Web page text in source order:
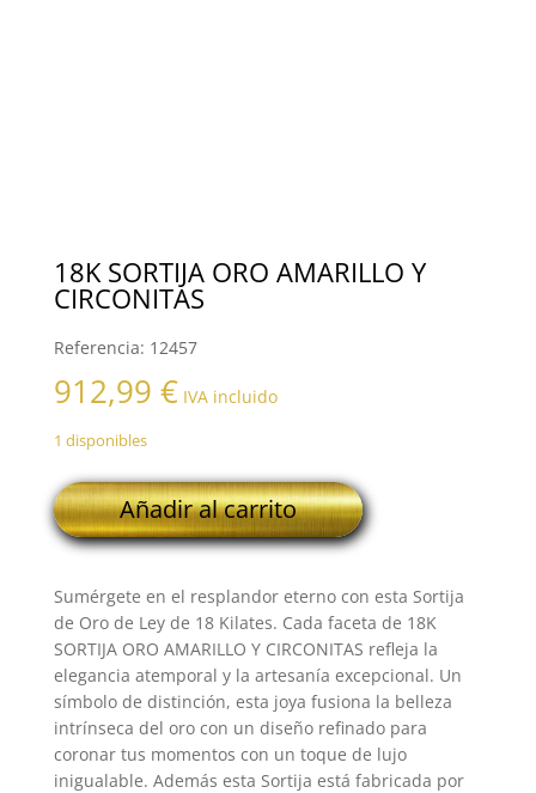
18K SORTIJA ORO AMARILLO Y
CIRCONITAS
Referencia: 12457
912,99 € IVA incluido
1 disponibles
18K
SORTIJA
ORO
Y
CIRCONITAS
cantidad
Añadir al carrito
Sumérgete en el resplandor eterno con esta Sortija
de Oro de Ley de 18 Kilates. Cada faceta de 18K
SORTIJA ORO AMARILLO Y CIRCONITAS refleja la
elegancia atemporal y la artesanía excepcional. Un
símbolo de distinción, esta joya fusiona la belleza
intrínseca del oro con un diseño refinado para
coronar tus momentos con un toque de lujo
inigualable. Además esta Sortija está fabricada por